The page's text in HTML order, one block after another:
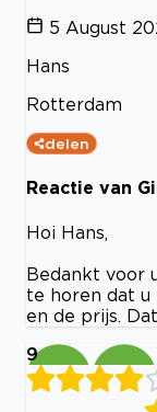
5 August
Hans
Rotterdam
delen
Reactie van
Hoi Hans,
Bedankt voor
te horen dat
en de prijs.
9